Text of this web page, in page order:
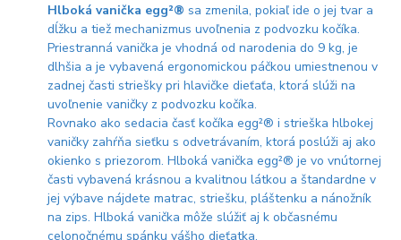
Hlboká vanička egg²® sa zmenila, pokiaľ ide o jej tvar a
dĺžku a tiež mechanizmus uvoľnenia z podvozku kočíka.
Priestranná vanička je vhodná od narodenia do 9 kg, je
dlhšia a je vybavená ergonomickou páčkou umiestnenou v
zadnej časti striešky pri hlavičke dieťaťa, ktorá slúži na
uvoľnenie vaničky z podvozku kočíka.
Rovnako ako sedacia časť kočíka egg²® i strieška hlbokej
vaničky zahŕňa sieťku s odvetrávaním, ktorá poslúži aj ako
okienko s priezorom. Hlboká vanička egg²® je vo vnútornej
časti vybavená krásnou a kvalitnou látkou a štandardne v
jej výbave nájdete matrac, striešku, pláštenku a nánožník
na zips. Hlboká vanička môže slúžiť aj k občasnému
celonočnému spánku vášho dieťatka.